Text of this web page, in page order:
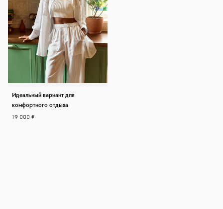
Идеальный вариант для
комфортного отдыха
19 000 ₽